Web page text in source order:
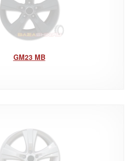
GM23 MB